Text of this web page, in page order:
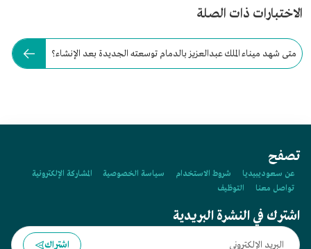
الاختبارات ذات الصلة
متى شهد ميناء الملك عبدالعزيز بالدمام توسعته الجديدة بعد الإنشاء؟
تصفح
عن سعوديبيديا شروط الاستخدام سياسة الخصوصية
المشاركة الإلكترونية
تواصل معنا
التوظيف
اشترك في النشرة البريدية
اشتراك